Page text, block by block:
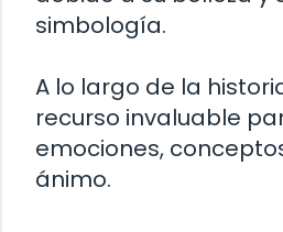
simbología.
A lo largo de la
recurso invaluable
emociones,
ánimo.